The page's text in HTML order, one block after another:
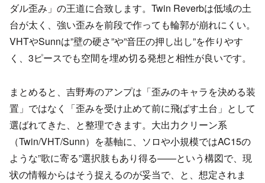
ダル歪み」の王道に合致します。Twin Reverbは低域の土
台が太く、強い歪みを前段で作っても輪郭が崩れにくい。
VHTやSunnは”壁の硬さ”や”音圧の押し出し”を作りやす
く、3ピースでも空間を埋め切る発想と相性が良いです。
まとめると、吉野寿のアンプは「歪みのキャラを決める装
置」ではなく「歪みを受け止めて前に飛ばす土台」として
選ばれてきた、と整理できます。大出力クリーン系
（Twin/VHT/Sunn）を基軸に、ソロや小規模ではAC15の
ような”歌に寄る”選択肢もあり得る——という構図で、現
状の情報からはそう捉えるのが妥当で、と、想定されま